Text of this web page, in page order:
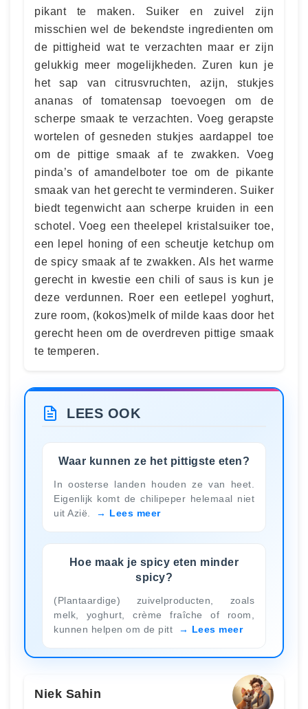
pikant te maken. Suiker en zuivel zijn
misschien wel de bekendste ingredienten om
de pittigheid wat te verzachten maar er zijn
gelukkig meer mogelijkheden. Zuren kun je
het sap van citrusvruchten, azijn, stukjes
ananas of tomatensap toevoegen om de
scherpe smaak te verzachten. Voeg gerapste
wortelen of gesneden stukjes aardappel toe
om de pittige smaak af te zwakken. Voeg
pinda’s of amandelboter toe om de pikante
smaak van het gerecht te verminderen. Suiker
biedt tegenwicht aan scherpe kruiden in een
schotel. Voeg een theelepel kristalsuiker toe,
een lepel honing of een scheutje ketchup om
de spicy smaak af te zwakken. Als het warme
gerecht in kwestie een chili of saus is kun je
deze verdunnen. Roer een eetlepel yoghurt,
zure room, (kokos)melk of milde kaas door het
gerecht heen om de overdreven pittige smaak
te temperen.
LEES OOK
Waar kunnen ze het pittigste eten?
In oosterse landen houden ze van heet.
Eigenlijk komt de chilipeper helemaal niet
uit Azië.
Lees meer
Hoe maak je spicy eten minder
spicy?
(Plantaardige) zuivelproducten, zoals
melk, yoghurt, crème fraîche of room,
kunnen helpen om de pitt
Lees meer
Niek Sahin